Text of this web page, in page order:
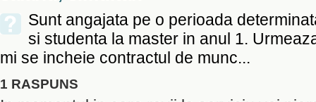
Sunt angajata pe o perioada
si studenta la master in anul 1.
mi se incheie contractul de munc...
1 RASPUNS